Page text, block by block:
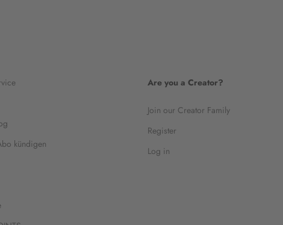
kündigen
Are you a Creator?
Join our Creator Family
Register
Log in